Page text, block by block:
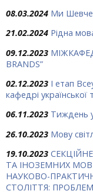
08.03.2024 Ми
21.02.2024 Рідна
09.12.2023
BRANDS”
02.12.2023 І етап
кафедрі
06.11.2023 Тиждень
26.10.2023 Мову
19.10.2023
ТА ІНОЗЕМНИХ МОВ
НАУКОВО-
СТОЛІТТЯ: